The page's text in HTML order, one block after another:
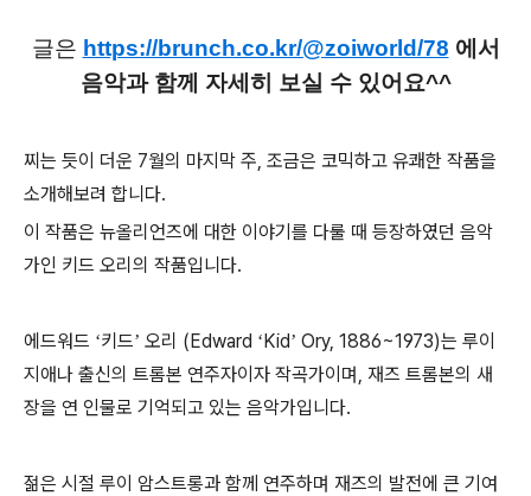
글은 https://brunch.co.kr/@zoiworld/78 에서
음악과 함께 자세히 보실 수 있어요^^
찌는 듯이 더운 7월의 마지막 주, 조금은 코믹하고 유쾌한 작품을
소개해보려 합니다.
이 작품은 뉴올리언즈에 대한 이야기를 다룰 때 등장하였던 음악
가인 키드 오리의 작품입니다.
에드워드 ‘키드’ 오리 (Edward ‘Kid’ Ory, 1886~1973)는 루이
지애나 출신의 트롬본 연주자이자 작곡가이며, 재즈 트롬본의 새
장을 연 인물로 기억되고 있는 음악가입니다.
젊은 시절 루이 암스트롱과 함께 연주하며 재즈의 발전에 큰 기여